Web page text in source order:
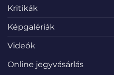
Kritikák
Képgalériák
Videók
Online jegyvásárlás